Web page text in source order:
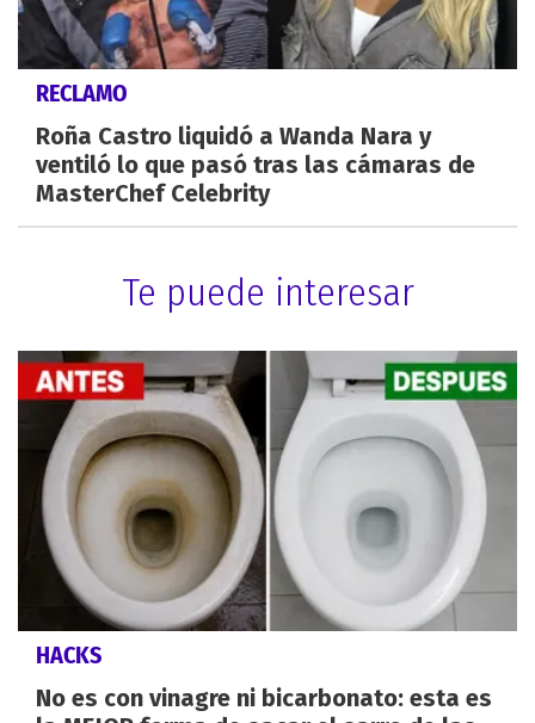
RECLAMO
Roña Castro liquidó a Wanda Nara y
ventiló lo que pasó tras las cámaras de
MasterChef Celebrity
Te puede interesar
HACKS
No es con vinagre ni bicarbonato: esta es